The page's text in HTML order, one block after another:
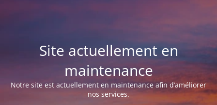
Site actuellement en
maintenance
Notre site est actuellement en maintenance afin d’améliorer
nos services.